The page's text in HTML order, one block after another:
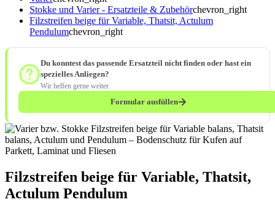
Stokke und Varier - Ersatzteile & Zubehörchevron_right
Filzstreifen beige für Variable, Thatsit, Actulum
Pendulumchevron_right
Du konntest das passende Ersatzteil nicht finden oder hast ein
spezielles Anliegen?
Wir helfen gerne weiter.
Formular ausfüllen
Filzstreifen beige für Variable, Thatsit,
Actulum Pendulum